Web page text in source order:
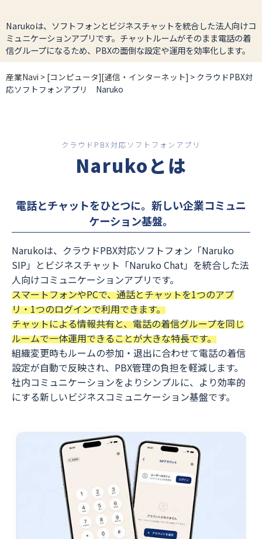
Narukoは、ソフトフォンとビジネスチャットを統合した法人向けコ
ミュニケーションアプリです。チャットルームがそのまま電話の着
信グループになるため、PBXの面倒な設定や運用を効率化します。
産業Navi > [コンピュータ][通信・インターネット] > クラウドPBX対
応ソフトフォンアプリ Naruko
クラウドPBX対応ソフトフォンアプリ
Narukoとは
電話とチャットをひとつに。新しい企業コミュニ
ケーション基盤。
Narukoは、クラウドPBX対応ソフトフォン「Naruko
SIP」とビジネスチャット「Naruko Chat」を統合した法
人向けコミュニケーションアプリです。
スマートフォンやPCで、通話とチャットを1つのアプ
リ・1つのログインで利用できます。
チャットによる情報共有と、電話の着信グループを同じ
ルームで一体運用できることが大きな特長です。
組織変更時もルームの参加・退出に合わせて電話の着信
設定が自動で反映され、PBX管理の負担を軽減します。
社内コミュニケーションをよりシンプルに、より効率的
にする新しいビジネスコミュニケーション基盤です。